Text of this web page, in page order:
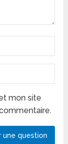
mon site